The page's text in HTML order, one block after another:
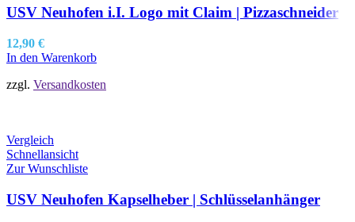
USV Neuhofen i.I. Logo mit Claim | Pizzaschneider
12,90 €
In den Warenkorb
zzgl. Versandkosten
Vergleich
Schnellansicht
Zur Wunschliste
USV Neuhofen Kapselheber | Schlüsselanhänger